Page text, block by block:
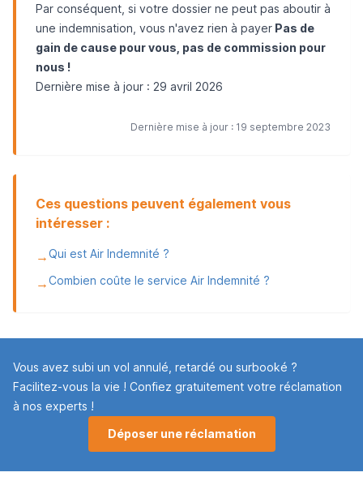
Par conséquent, si votre dossier ne peut pas aboutir à
une indemnisation, vous n'avez rien à payer Pas de
gain de cause pour vous, pas de commission pour
nous !
Dernière mise à jour : 29 avril 2026
Dernière mise à jour : 19 septembre 2023
Ces questions peuvent également vous
intéresser :
→Qui est Air Indemnité ?
→Combien coûte le service Air Indemnité ?
Vous avez subi un vol annulé, retardé ou surbooké ?
Facilitez-vous la vie ! Confiez gratuitement votre réclamation
à nos experts !
Déposer une réclamation